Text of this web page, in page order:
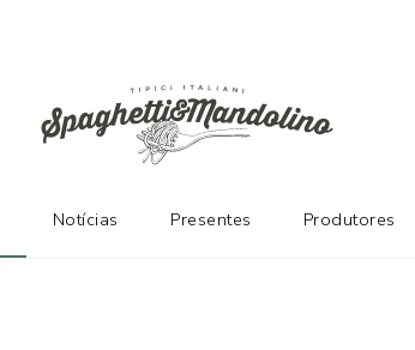
Notícias Presentes Produtores